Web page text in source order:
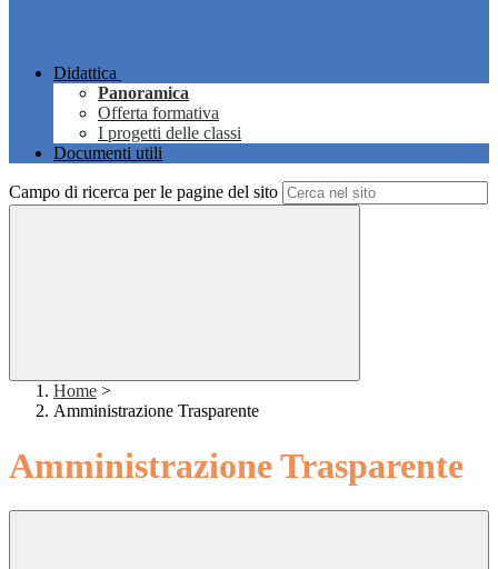
Didattica
Panoramica
Offerta formativa
I progetti delle classi
Documenti utili
Campo di ricerca per le pagine del sito
Home >
Amministrazione Trasparente
Amministrazione Trasparente